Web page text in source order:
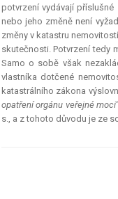
potvrzení vydávají
nebo jeho změně není
změny v katastru
skutečnosti. Potvrzení tedy
Samo o sobě však
vlastníka dotčené
katastrálního zákona
opatření orgánu veřejné moci
s., a z tohoto důvodu je ze